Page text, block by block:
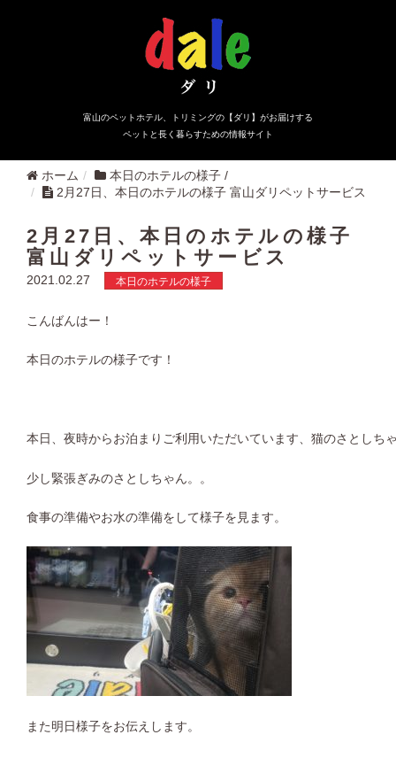
富山のペットホテル、トリミングの【ダリ】がお届けする
ペットと長く暮らすための情報サイト
ホーム 本日のホテルの様子 /
2月27日、本日のホテルの様子 富山ダリペットサービス
2月27日、本日のホテルの様子
富山ダリペットサービス
2021.02.27 本日のホテルの様子
こんばんはー！
本日のホテルの様子です！
本日、夜時からお泊まりご利用いただいています、猫のさとしち
少し緊張ぎみのさとしちゃん。。
食事の準備やお水の準備をして様子を見ます。
また明日様子をお伝えします。